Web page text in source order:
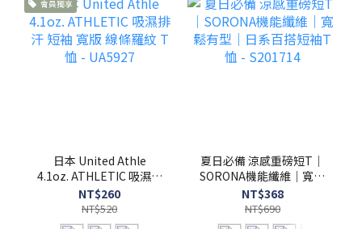
會員獨享
日本 United Athle
4.1oz. ATHLETIC 吸濕排
汗 短袖 寬版 線條羅紋 T
恤 - UA5927
NT$260
NT$520
夏日必備 涼感重磅短T｜
SORONA機能纖維｜寬鬆
有型｜日系百搭短袖T恤
- S201714
NT$368
NT$690